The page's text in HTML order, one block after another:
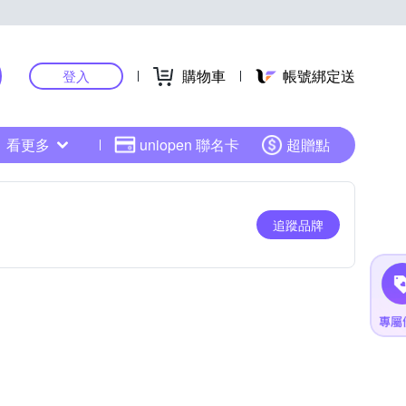
登入 購物車 帳號綁定送
看更多 uniopen 聯名卡 超贈點
追蹤品牌